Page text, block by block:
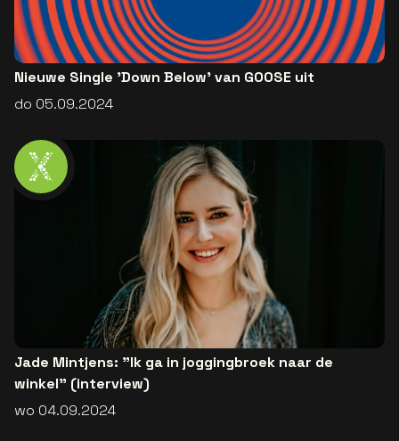
Nieuwe Single 'Down Below' van GOOSE uit
do 05.09.2024
Jade Mintjens: "Ik ga in joggingbroek naar de
winkel" (interview)
wo 04.09.2024